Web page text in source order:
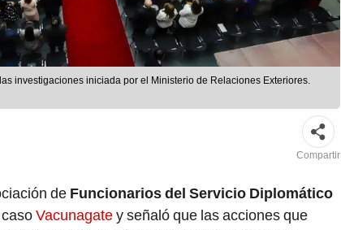
investigaciones iniciada por el Ministerio de Relaciones Exteriores.
Compartir
de Funcionarios del Servicio Diplomático
Vacunagatey señaló que las acciones que